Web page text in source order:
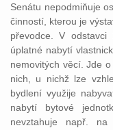
Senátu nepodmiňuje
činností, kterou je
převodce. V
úplatné nabytí
nemovitých věcí. Jde
nich, u nichž lze
bydlení využije
nabytí bytové
nevztahuje např.